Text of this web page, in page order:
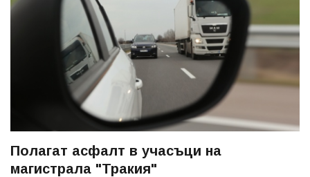
Полагат асфалт в учасъци на
магистрала "Тракия"